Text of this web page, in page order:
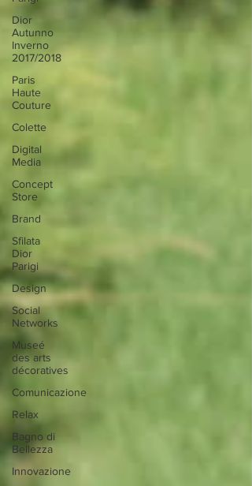
Dior
Autunno
Inverno
2017/2018
Paris
Haute
Couture
Colette
Digital
Media
Concept
Store
Brand
Sfilata
Dior
Parigi
Design
Social
Networks
Museé
des arts
décoratives
Comunicazione
Relax
Bagno di
Bellezza
Innovazione